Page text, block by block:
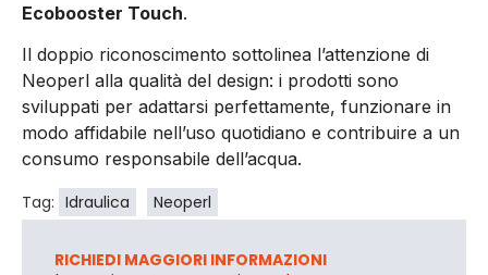
Ecobooster Touch.
Il doppio riconoscimento sottolinea l’attenzione di
Neoperl alla qualità del design: i prodotti sono
sviluppati per adattarsi perfettamente, funzionare in
modo affidabile nell’uso quotidiano e contribuire a un
consumo responsabile dell’acqua.
Tag: Idraulica Neoperl
RICHIEDI MAGGIORI INFORMAZIONI